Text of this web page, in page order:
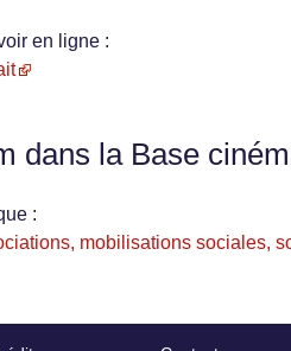
en ligne :
dans la Base
:
mobilisations sociales,